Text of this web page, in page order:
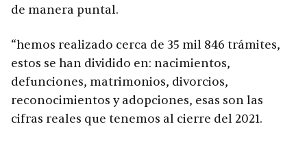
de manera puntal.
“hemos realizado cerca de 35 mil 846 trámites,
estos se han dividido en: nacimientos,
defunciones, matrimonios, divorcios,
reconocimientos y adopciones, esas son las
cifras reales que tenemos al cierre del 2021.